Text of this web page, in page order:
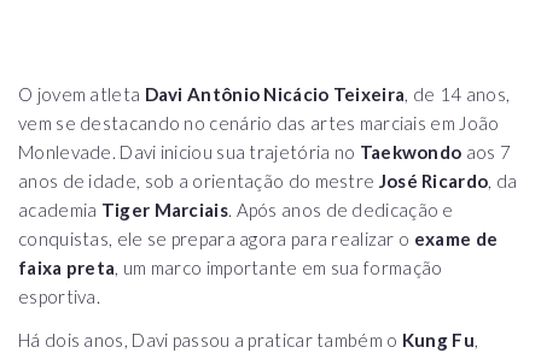
O jovem atleta Davi Antônio Nicácio Teixeira, de 14 anos,
vem se destacando no cenário das artes marciais em João
Monlevade. Davi iniciou sua trajetória no Taekwondo aos 7
anos de idade, sob a orientação do mestre José Ricardo, da
academia Tiger Marciais. Após anos de dedicação e
conquistas, ele se prepara agora para realizar o exame de
faixa preta, um marco importante em sua formação
esportiva.
Há dois anos, Davi passou a praticar também o Kung Fu,